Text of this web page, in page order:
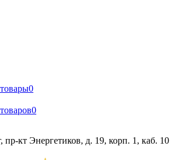
0
0
пр-кт Энергетиков, д. 19, корп. 1, каб. 10